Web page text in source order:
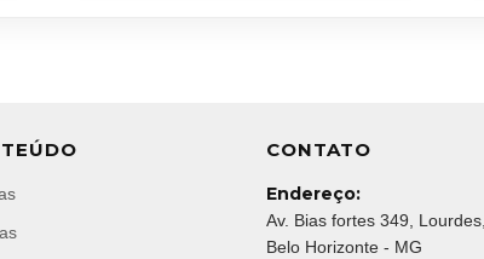
CONTATO
Endereço:
Av. Bias fortes 349, Lourdes,
Belo Horizonte - MG